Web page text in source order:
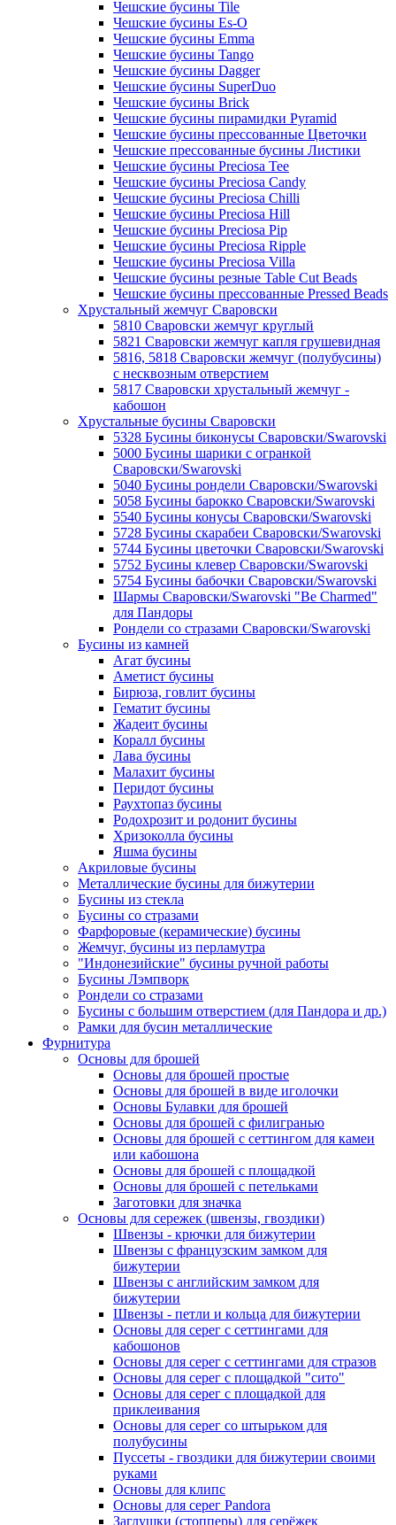
Чешские бусины Tile
Чешские бусины Es-O
Чешские бусины Emma
Чешские бусины Tango
Чешские бусины Dagger
Чешские бусины SuperDuo
Чешские бусины Brick
Чешские бусины пирамидки Pyramid
Чешские бусины прессованные Цветочки
Чешские прессованные бусины Листики
Чешские бусины Preciosa Tee
Чешские бусины Preciosa Candy
Чешские бусины Preciosa Chilli
Чешские бусины Preciosa Hill
Чешские бусины Preciosa Pip
Чешские бусины Preciosa Ripple
Чешские бусины Preciosa Villa
Чешские бусины резные Table Cut Beads
Чешские бусины прессованные Pressed Beads
Хрустальный жемчуг Сваровски
5810 Сваровски жемчуг круглый
5821 Сваровски жемчуг капля грушевидная
5816, 5818 Сваровски жемчуг (полубусины)
с несквозным отверстием
5817 Сваровски хрустальный жемчуг -
кабошон
Хрустальные бусины Сваровски
5328 Бусины биконусы Сваровски/Swarovski
5000 Бусины шарики с огранкой
Сваровски/Swarovski
5040 Бусины рондели Сваровски/Swarovski
5058 Бусины барокко Сваровски/Swarovski
5540 Бусины конусы Сваровски/Swarovski
5728 Бусины скарабеи Сваровски/Swarovski
5744 Бусины цветочки Сваровски/Swarovski
5752 Бусины клевер Сваровски/Swarovski
5754 Бусины бабочки Сваровски/Swarovski
Шармы Сваровски/Swarovski "Be Charmed"
для Пандоры
Рондели со стразами Сваровски/Swarovski
Бусины из камней
Агат бусины
Аметист бусины
Бирюза, говлит бусины
Гематит бусины
Жадеит бусины
Коралл бусины
Лава бусины
Малахит бусины
Перидот бусины
Раухтопаз бусины
Родохрозит и родонит бусины
Хризоколла бусины
Яшма бусины
Акриловые бусины
Металлические бусины для бижутерии
Бусины из стекла
Бусины со стразами
Фарфоровые (керамические) бусины
Жемчуг, бусины из перламутра
"Индонезийские" бусины ручной работы
Бусины Лэмпворк
Рондели со стразами
Бусины с большим отверстием (для Пандора и др.)
Рамки для бусин металлические
Фурнитура
Основы для брошей
Основы для брошей простые
Основы для брошей в виде иголочки
Основы Булавки для брошей
Основы для брошей с филигранью
Основы для брошей с сеттингом для камеи
или кабошона
Основы для брошей с площадкой
Основы для брошей с петельками
Заготовки для значка
Основы для сережек (швензы, гвоздики)
Швензы - крючки для бижутерии
Швензы с французским замком для
бижутерии
Швензы с английским замком для
бижутерии
Швензы - петли и кольца для бижутерии
Основы для серег с сеттингами для
кабошонов
Основы для серег с сеттингами для стразов
Основы для серег с площадкой "сито"
Основы для серег с площадкой для
приклеивания
Основы для серег со штырьком для
полубусины
Пуссеты - гвоздики для бижутерии своими
руками
Основы для клипс
Основы для серег Pandora
Заглушки (стопперы) для серёжек